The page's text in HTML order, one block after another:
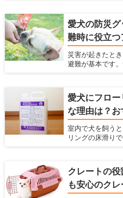
が大変という悩
でバリカンをし
自宅でお手入れ
いという飼い主
で今回は、ペッ
ムーズに足裏や
愛犬の防災
難時に役立
災害が起きたと
避難が基本です
どんな防災グッ
しょうか。 愛犬
イフラインの停
防災グッズを備
は、避難生活に
すめの防災グッ
愛犬にフロ
な理由は？
室内で犬を飼う
リングの床滑り
間で過ごしたい
リングワックス
けで滑り止めや
この記事では、
クレートの
も安心のク